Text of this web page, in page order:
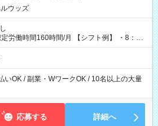
ウッズ
時間/月 【シフト例】 ・8：00
いOK / 副業・WワークOK / 10名以上の大量
応募する 詳細へ